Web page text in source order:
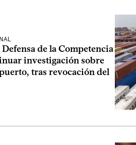
de la Competencia
investigación sobre
tras revocación del